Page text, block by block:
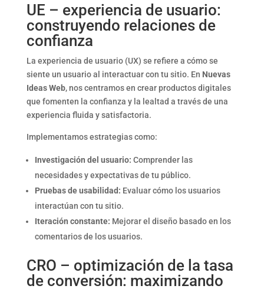
UE – experiencia de usuario:
construyendo relaciones de
confianza
La experiencia de usuario (UX) se refiere a cómo se
siente un usuario al interactuar con tu sitio. En Nuevas
Ideas Web, nos centramos en crear productos digitales
que fomenten la confianza y la lealtad a través de una
experiencia fluida y satisfactoria.
Implementamos estrategias como:
Investigación del usuario: Comprender las
necesidades y expectativas de tu público.
Pruebas de usabilidad: Evaluar cómo los usuarios
interactúan con tu sitio.
Iteración constante: Mejorar el diseño basado en los
comentarios de los usuarios.
CRO – optimización de la tasa
de conversión: maximizando